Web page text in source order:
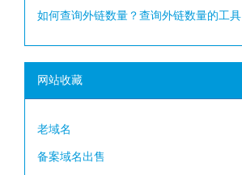
如何查询外链数量？查询外链数量的工具
网站收藏
老域名
备案域名出售